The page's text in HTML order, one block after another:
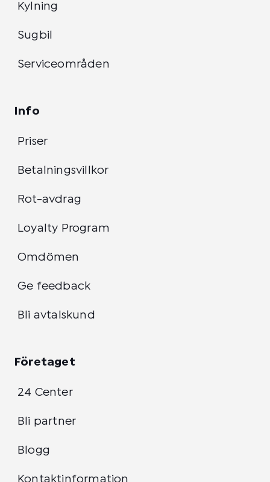
Kylning
Sugbil
Serviceområden
Info
Priser
Betalningsvillkor
Rot-avdrag
Loyalty Program
Omdömen
Ge feedback
Bli avtalskund
Företaget
24 Center
Bli partner
Blogg
Kontaktinformation